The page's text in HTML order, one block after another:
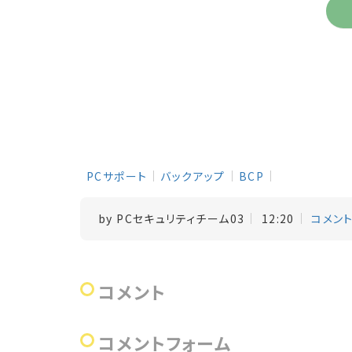
PCサポート バックアップ BCP
by PCセキュリティチーム03 12:20 コメン
コメント
コメントフォーム